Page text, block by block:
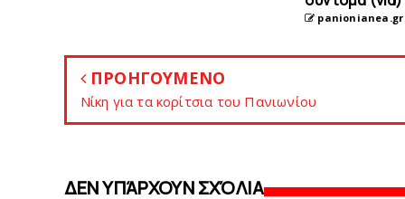
panionianea.gr
ΠΡΟΗΓΟΥΜΕΝΟ
Νίκη για τα κορίτσια του Πανιωνίου
ΔΕΝ ΥΠΆΡΧΟΥΝ ΣΧΌΛΙΑ